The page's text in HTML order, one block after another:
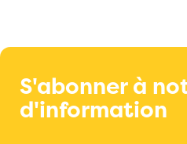
S'abonner à
d'information